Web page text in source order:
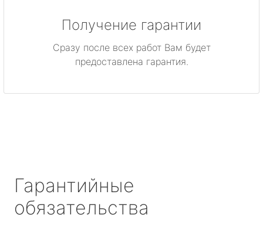
Получение гарантии
Сразу после всех работ Вам будет
предоставлена гарантия.
Гарантийные
обязательства